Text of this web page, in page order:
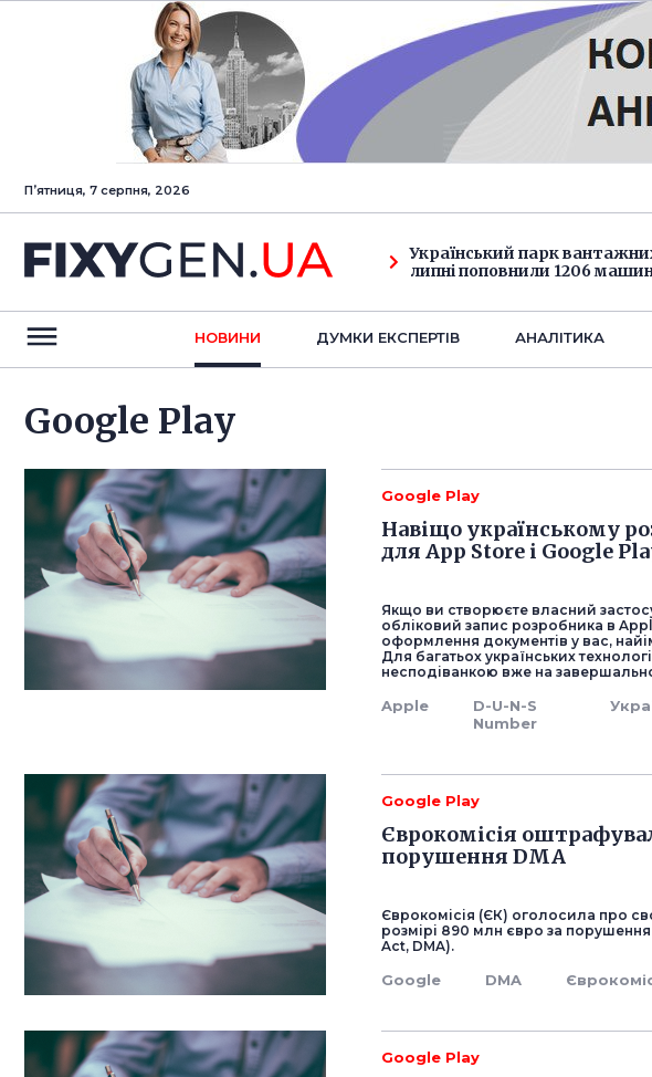
Пʼятниця, 7 серпня, 2026
Український парк
липні поповнили 1206
НОВИНИ ДУМКИ ЕКСПЕРТIВ АНАЛIТИКА
Google Play
Google Play
Навіщо українському
для App Store і Google
Якщо ви створюєте власний
обліковий запис розробника в
оформлення документів у вас,
Для багатьох українських
несподіванкою вже на
Apple
D-U-N-S
Number
Google Play
Єврокомісія
порушення DMA
Єврокомісія (ЄК) оголосила про
розмірі 890 млн євро за
Act, DMA).
Google DMA
Google Play